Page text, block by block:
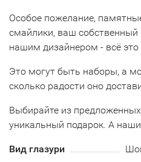
Особое пожелание,
смайлики, ваш собственный
нашим дизайнером - всё
Это могут быть наборы, а
сколько радости оно
Выбирайте из
уникальный подарок. А
Вид глазури